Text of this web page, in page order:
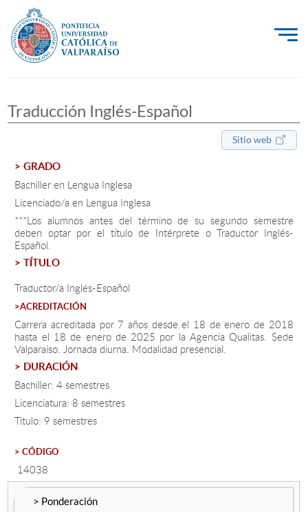
Investigación, Creación e Innovación
Vinculación con el Medio
Admisión
Pregrado
Formación Continua
Estudiantes
Académicos
Funcionarios
Alumni
English
Traducción Inglés-Español
Sitio web
> GRADO
Bachiller en Lengua Inglesa
Licenciado/a en Lengua Inglesa
***Los alumnos antes del término de su segundo semestre
deben optar por el título de Intérprete o Traductor Inglés-
Español.
> TÍTULO
Traductor/a Inglés-Español
>ACREDITACIÓN
Carrera acreditada por 7 años desde el 18 de enero de 2018
hasta el 18 de enero de 2025 por la Agencia Qualitas. Sede
Valparaíso. Jornada diurna. Modalidad presencial.
> DURACIÓN
Bachiller: 4 semestres
Licenciatura: 8 semestres
Título: 9 semestres
> CÓDIGO
14038
> Ponderación